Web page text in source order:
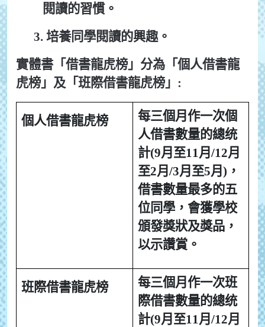
閱讀的習慣。
3. 培養同學閱讀的興趣。
實體書「借書龍虎榜」分為「個人借書龍
虎榜」及「班際借書龍虎榜」 :
個人借書龍虎榜
每三個月作一次個
人借書數量的總统
計(9月至11月/12月
至2月/3月至5月)，
借書數量最多的五
位同學，會獲學校
頒發獎狀及獎品，
以示讚賞。
班際借書龍虎榜
每三個月作一次班
際借書數量的總统
計(9月至11月/12月